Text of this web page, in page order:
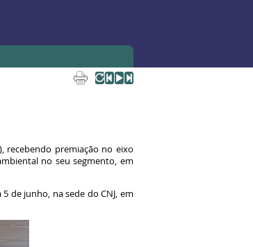
recebendo premiação no eixo
no seu segmento, em
de junho, na sede do CNJ, em